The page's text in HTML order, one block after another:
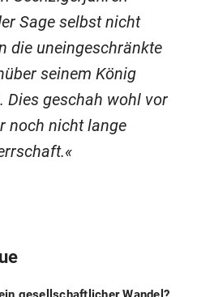
Sage selbst nicht
die uneingeschränkte
seinem König
geschah wohl vor
noch nicht lange